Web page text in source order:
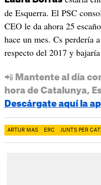
de Esquerra. El PSC
CEO le da ahora 25
hace un mes. Cs perdería
respecto del 2017 y
📲 Mantente al día
hora de Catalunya,
Descárgate aquí la
ARTUR MAS ERC JUNTS PER